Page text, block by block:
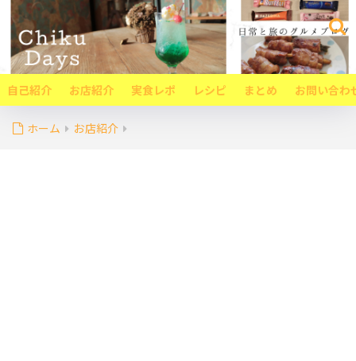
自己紹介 お店紹介 実食レポ レシピ まとめ お問い合わ
ホーム お店紹介